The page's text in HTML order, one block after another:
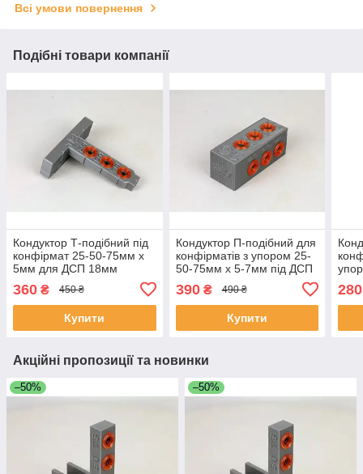
Всі умови повернення
Подібні товари компанії
Кондуктор Т-подібний під
конфірмат 25-50-75мм х
5мм для ДСП 18мм
360 ₴ 450 ₴
Купити
Кондуктор П-подібний для
конфірматів з упором 25-
50-75мм х 5-7мм під ДСП
390₴ 490 ₴
Купити
280
Акційні пропозиції та новинки
–50% –50%